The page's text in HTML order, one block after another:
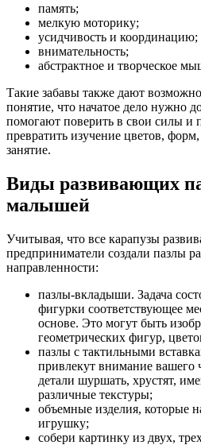
память;
мелкую моторику;
усидчивость и координацию;
внимательность;
абстрактное и творческое
Такие забавы также дают
понятие, что начатое дело нужно
помогают поверить в свои силы и
превратить изучение цветов,
занятие.
Виды развивающих
малышей
Учитывая, что все карапузы
предприниматели создали пазлы
направленности:
пазлы-вкладыши. Задача
фигурки соответствующее
основе. Это могут быть
геометрических фигур,
пазлы с тактильными
привлекут внимание вашего
детали шуршать, хрустят,
различные текстуры;
объемные изделия, которые
игрушку;
собери картинку из двух,